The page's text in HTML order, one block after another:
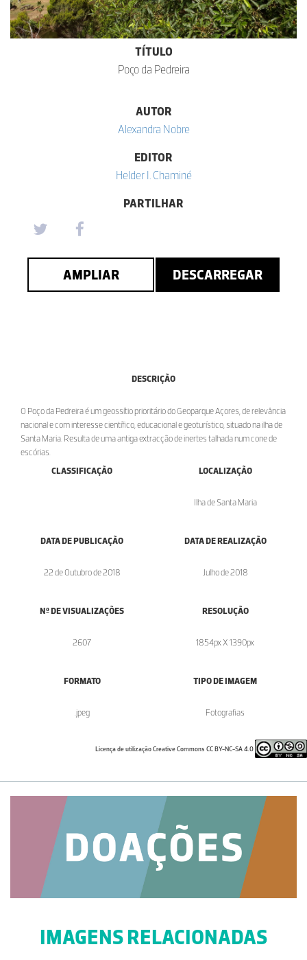
TÍTULO
Poço da Pedreira
AUTOR
Alexandra Nobre
EDITOR
Helder I. Chaminé
PARTILHAR
AMPLIAR DESCARREGAR
DESCRIÇÃO
O Poço da Pedreira é um geossítio prioritário do Geoparque Açores, de relevância
nacional e com interesse científico, educacional e geoturístico, situado na ilha de
Santa Maria. Resulta de uma antiga extracção de inertes talhada num cone de
escórias.
CLASSIFICAÇÃO
LOCALIZAÇÃO
Ilha de Santa Maria
DATA DE PUBLICAÇÃO
22 de Outubro de 2018
DATA DE REALIZAÇÃO
Julho de 2018
Nº DE VISUALIZAÇÕES
2607
RESOLUÇÃO
1854px X 1390px
FORMATO
.jpeg
TIPO DE IMAGEM
Fotografias
Licença de utilização Creative Commons CC BY-NC-SA 4.0
IMAGENS RELACIONADAS